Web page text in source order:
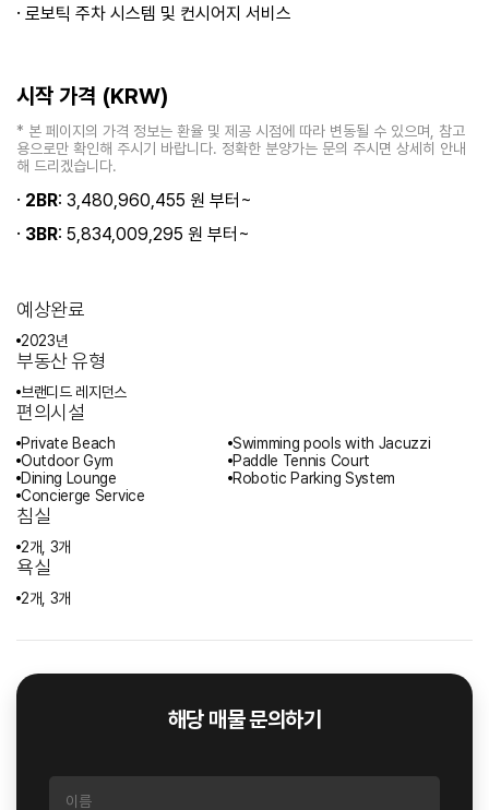
· 로보틱 주차 시스템 및 컨시어지 서비스
시작 가격 (KRW)
* 본 페이지의 가격 정보는 환율 및 제공 시점에 따라 변동될 수 있으며, 참고
용으로만 확인해 주시기 바랍니다. 정확한 분양가는 문의 주시면 상세히 안내
해 드리겠습니다.
· 2BR: 3,480,960,455 원 부터~
· 3BR: 5,834,009,295 원 부터~
예상완료
2023년
부동산 유형
브랜디드 레지던스
편의시설
Private Beach
Swimming pools with Jacuzzi
Outdoor Gym
Paddle Tennis Court
Dining Lounge
Robotic Parking System
Concierge Service
침실
2개, 3개
욕실
2개, 3개
해당 매물 문의하기